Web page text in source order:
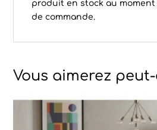
produit en stock au
de commande.
Vous aimerez